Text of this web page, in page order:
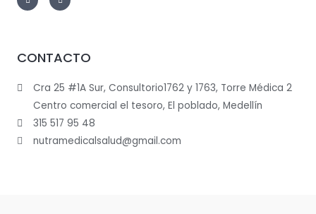
CONTACTO
Cra 25 #1A Sur, Consultorio1762 y 1763, Torre Médica 2
Centro comercial el tesoro, El poblado, Medellín
315 517 95 48
nutramedicalsalud@gmail.com